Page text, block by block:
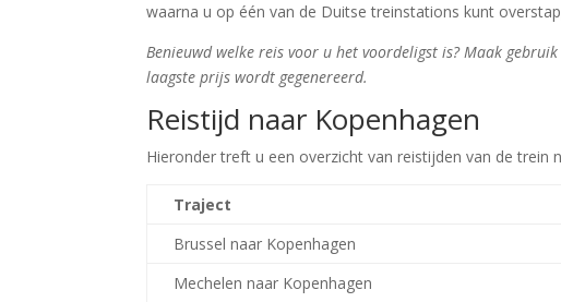
waarna u op één van de Duitse treinstations kunt
Benieuwd welke reis voor u het voordeligst is? Maak
laagste prijs wordt gegenereerd.
Reistijd naar Kopenhagen
Hieronder treft u een overzicht van reistijden van de trein
Traject
Brussel naar Kopenhagen
Mechelen naar Kopenhagen